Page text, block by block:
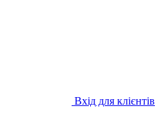
Вхід для клієнтів